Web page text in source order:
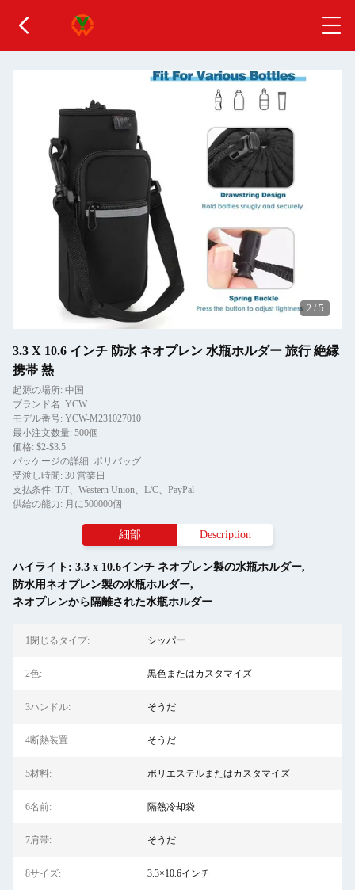
2 / 5
3.3 X 10.6 インチ 防水 ネオプレン 水瓶ホルダー 旅行 絶縁
携帯 熱
起源の場所: 中国
ブランド名: YCW
モデル番号: YCW-M231027010
最小注文数量: 500個
価格: $2-$3.5
パッケージの詳細: ポリバッグ
受渡し時間: 30 営業日
支払条件: T/T、Western Union、L/C、PayPal
供給の能力: 月に500000個
細部 Description
ハイライト: 3.3 x 10.6インチ ネオプレン製の水瓶ホルダー,
防水用ネオプレン製の水瓶ホルダー,
ネオプレンから隔離された水瓶ホルダー
1閉じるタイプ: シッパー
2色: 黒色またはカスタマイズ
3ハンドル: そうだ
4断熱装置: そうだ
5材料: ポリエステルまたはカスタマイズ
6名前: 隔熱冷却袋
7肩帯: そうだ
8サイズ: 3.3×10.6インチ